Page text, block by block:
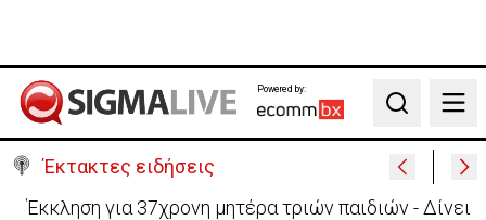
Powered by:
Search
Έκτακτες ειδήσεις
Γερμανία: Συγκρούστηκαν δύο τραμ - Τουλάχιστον